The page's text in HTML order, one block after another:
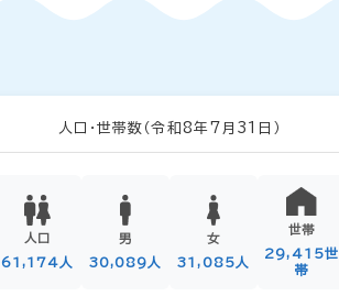
人口・世帯数 （令和8年7月31日）
人口
61,174人
男
30,089人
女
31,085人
世帯
29,415世
帯